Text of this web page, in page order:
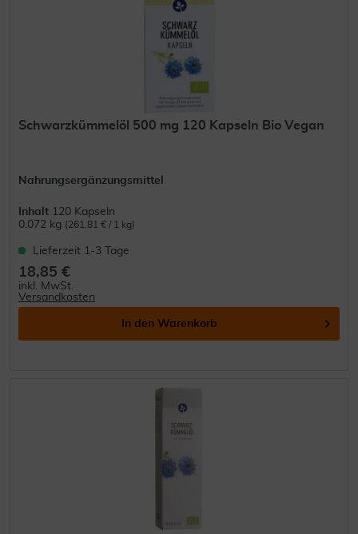
Schwarzkümmelöl 500 mg 120 Kapseln Bio Vegan
Nahrungsergänzungsmittel
Inhalt 120 Kapseln
0.072 kg (261,81 € / 1 kg)
Lieferzeit 1-3 Tage
18,85 €
inkl. MwSt.
Versandkosten
In den Warenkorb